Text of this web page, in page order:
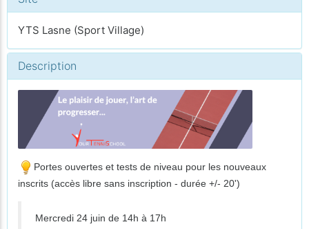
YTS Lasne (Sport Village)
Description
Portes ouvertes et tests de niveau pour les nouveaux
inscrits (accès libre sans inscription - durée +/- 20')
Mercredi 24 juin de 14h à 17h